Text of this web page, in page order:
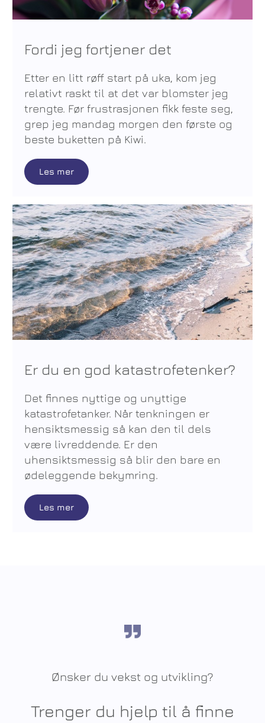
Fordi jeg fortjener det
Etter en litt røff start på uka, kom jeg
relativt raskt til at det var blomster jeg
trengte. Før frustrasjonen fikk feste seg,
grep jeg mandag morgen den første og
beste buketten på Kiwi.
Les mer
Er du en god katastrofetenker?
Det finnes nyttige og unyttige
katastrofetanker. Når tenkningen er
hensiktsmessig så kan den til dels
være livreddende. Er den
uhensiktsmessig så blir den bare en
ødeleggende bekymring.
Les mer
Ønsker du vekst og utvikling?
Trenger du hjelp til å finne